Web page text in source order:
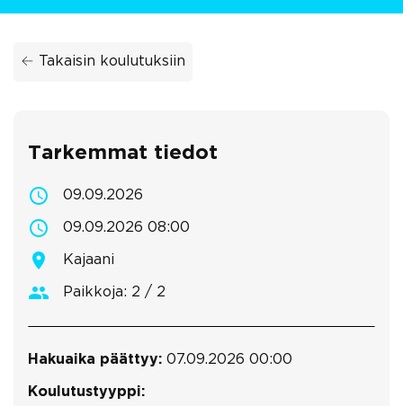
← Takaisin koulutuksiin
Tarkemmat tiedot
09.09.2026
09.09.2026 08:00
Kajaani
Paikkoja: 2 / 2
Hakuaika päättyy: 07.09.2026 00:00
Koulutustyyppi: